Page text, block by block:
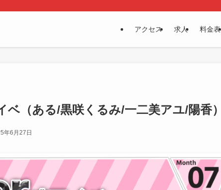
アクセス 求人 料金表
ベ（ある/黒咲くるみ/一二美アユ/陽香）
年6月27日